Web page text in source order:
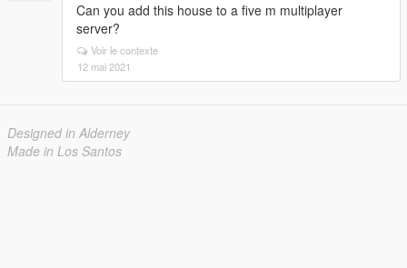
Can you add this house to a five m multiplayer
server?
Voir le contexte
12 mai 2021
Designed in Alderney
Made in Los Santos